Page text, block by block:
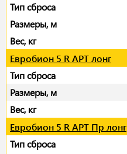
Евробион 5 R АРТ лонг
Евробион 5 R АРТ Пр лонг